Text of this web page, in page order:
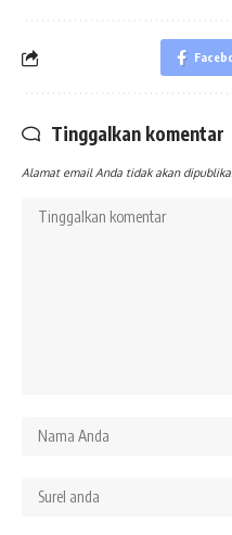
Tinggalkan komentar
Alamat email Anda tidak akan